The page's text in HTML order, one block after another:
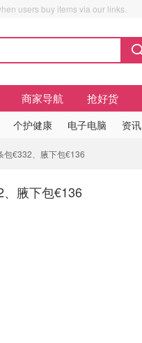
users buy items via our links.
商家导航 抢好货
个护健康 电子电脑 资讯
包€332、腋下包€136
腋下包€136